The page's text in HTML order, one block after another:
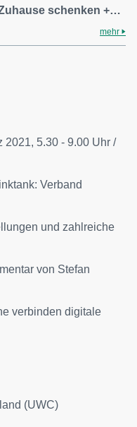
schenken +…
mehr
2021, 5.30 - 9.00 Uhr /
Verband
und zahlreiche
von Stefan
verbinden digitale
(UWC)